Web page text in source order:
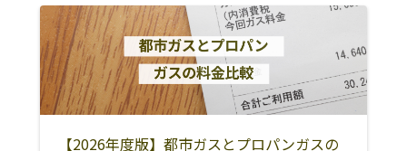
【2026年度版】都市ガスとプロパンガスの